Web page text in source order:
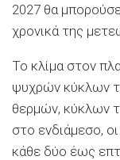
2027 θα
χρονικά της
Το κλίμα στον
ψυχρών κύκλων
θερμών, κύκλων
στο ενδιάμεσο,
κάθε δύο έως